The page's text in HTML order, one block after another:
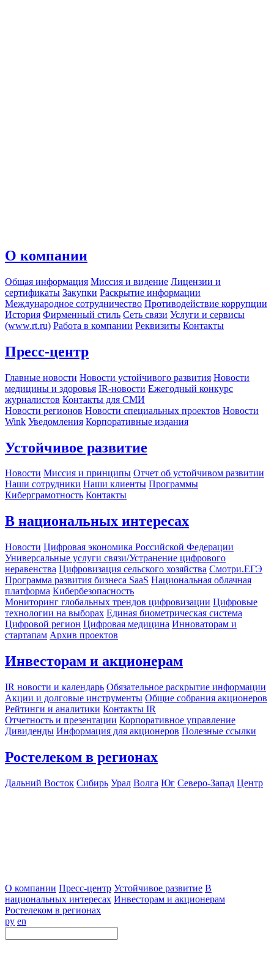
О компании
Общая информация Миссия и видение Лицензии и
сертификаты Закупки Раскрытие информации
Международное сотрудничество Противодействие коррупции
История Фирменный стиль Сеть связи Услуги и сервисы
(www.rt.ru) Работа в компании Реквизиты Контакты
Пресс-центр
Главные новости Новости устойчивого развития Новости
медицины и здоровья IR-новости Ежегодный конкурс
журналистов Контакты для СМИ
Новости регионов Новости специальных проектов Новости
Wink Уведомления Корпоративные издания
Устойчивое развитие
Новости Миссия и принципы Отчет об устойчивом развитии
Наши сотрудники Наши клиенты Программы
Киберграмотность Контакты
В национальных интересах
Новости Цифровая экономика Российской Федерации
Универсальные услуги связи/Устранение цифрового
неравенства Цифровизация сельского хозяйства Смотри.ЕГЭ
Программа развития бизнеса SaaS Национальная облачная
платформа Кибербезопасность
Мониторинг глобальных трендов цифровизации Цифровые
технологии на выборах Единая биометрическая система
Цифровой регион Цифровая медицина Инноваторам и
стартапам Архив проектов
Инвесторам и акционерам
IR новости и календарь Обязательное раскрытие информации
Акции и долговые инструменты Общие собрания акционеров
Рейтинги и аналитики Контакты IR
Отчетность и презентации Корпоративное управление
Дивиденды Информация для акционеров Полезные ссылки
Ростелеком в регионах
Дальний Восток Сибирь Урал Волга Юг Северо-Запад Центр
О компании Пресс-центр Устойчивое развитие В
национальных интересах Инвесторам и акционерам
Ростелеком в регионах
ру en